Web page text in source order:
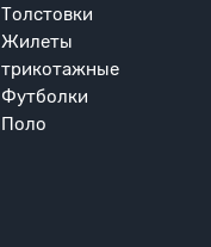
Толстовки
Жилеты
трикотажные
Футболки
Поло